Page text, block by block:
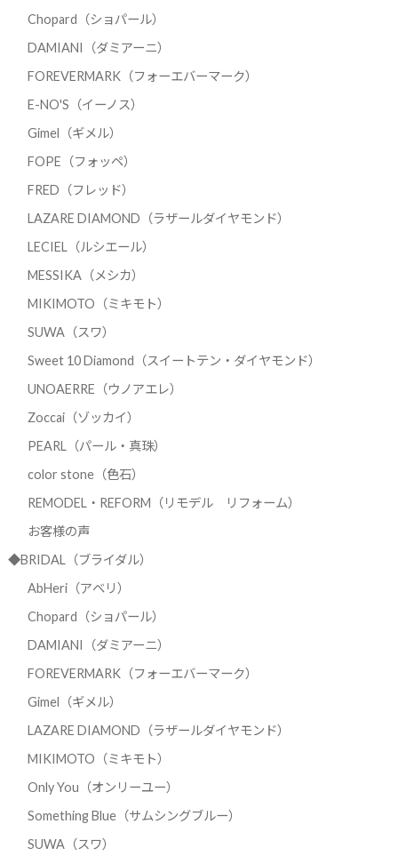
Chopard（ショパール）
DAMIANI（ダミアーニ）
FOREVERMARK（フォーエバーマーク）
E-NO'S（イーノス）
Gimel（ギメル）
FOPE（フォッペ）
FRED（フレッド）
LAZARE DIAMOND（ラザールダイヤモンド）
LECIEL（ルシエール）
MESSIKA（メシカ）
MIKIMOTO（ミキモト）
SUWA（スワ）
Sweet 10 Diamond（スイートテン・ダイヤモンド）
UNOAERRE（ウノアエレ）
Zoccai（ゾッカイ）
PEARL（パール・真珠）
color stone（色石）
REMODEL・REFORM（リモデル リフォーム）
お客様の声
◆BRIDAL（ブライダル）
AbHeri（アベリ）
Chopard（ショパール）
DAMIANI（ダミアーニ）
FOREVERMARK（フォーエバーマーク）
Gimel（ギメル）
LAZARE DIAMOND（ラザールダイヤモンド）
MIKIMOTO（ミキモト）
Only You（オンリーユー）
Something Blue（サムシングブルー）
SUWA（スワ）